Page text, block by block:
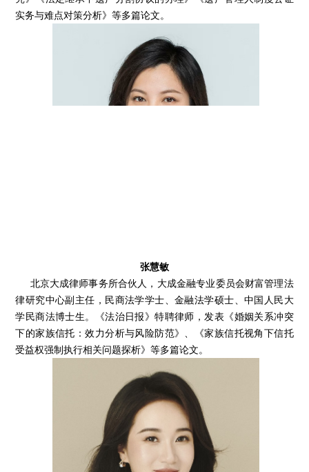
实务与难点对策分析》等多篇论文。
张慧敏
北京大成律师事务所合伙人，大成金融专业委员会财富管理法
律研究中心副主任，民商法学学士、金融法学硕士、中国人民大
学民商法博士生。《法治日报》特聘律师，发表《婚姻关系冲突
下的家族信托：效力分析与风险防范》、《家族信托视角下信托
受益权强制执行相关问题探析》等多篇论文。